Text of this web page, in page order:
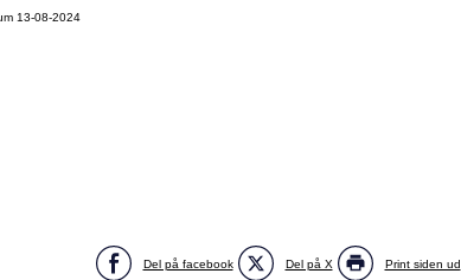
13-08-2024
Del på facebook Del på X Print siden ud